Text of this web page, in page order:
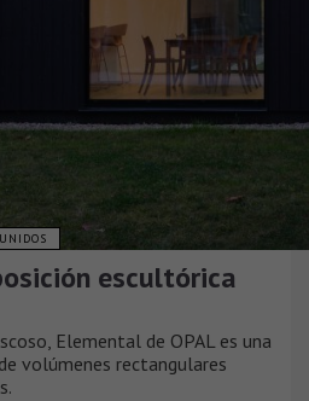
escultórica
Elemental de OPAL es una
volúmenes rectangulares